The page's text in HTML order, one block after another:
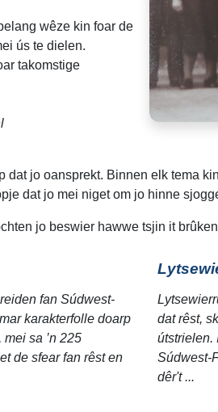
wêze kin foar de
ús te dielen.
takomstige
jo oansprekt. Binnen elk tema
dat jo mei niget om jo hinne
jo beswier hawwe tsjin it
fan Súdwest-
karakterfolle doarp
sa ’n 225
de sfear fan rêst en
dat rêst,
útstrielen.
Súdwest-
dêr't ...